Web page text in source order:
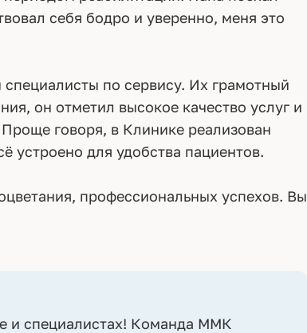
себя бодро и уверенно, меня это
по сервису. Их грамотный
он отметил высокое качество услуг и
говоря, в Клинике реализован
устроено для удобства пациентов.
профессиональных успехов. Вы
и специалистах! Команда ММК